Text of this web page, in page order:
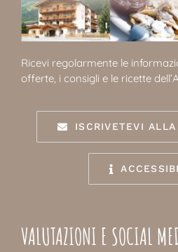
Ricevi regolarmente le
offerte, i consigli e le ricette
ISCRIVETEVI
VALUTAZIONI E SOCIAL